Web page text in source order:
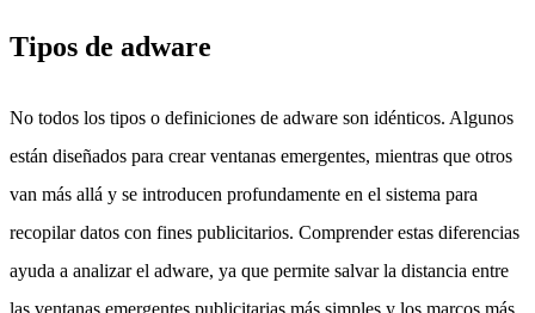
Tipos de adware
No todos los tipos o definiciones de adware son idénticos. Algunos
están diseñados para crear ventanas emergentes, mientras que otros
van más allá y se introducen profundamente en el sistema para
recopilar datos con fines publicitarios. Comprender estas diferencias
ayuda a analizar el adware, ya que permite salvar la distancia entre